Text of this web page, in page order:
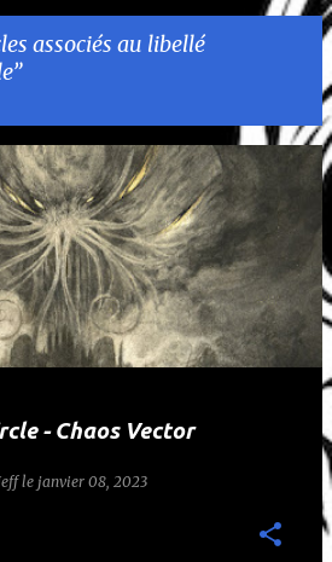
associés au libellé
- Chaos Vector
le janvier 08, 2023